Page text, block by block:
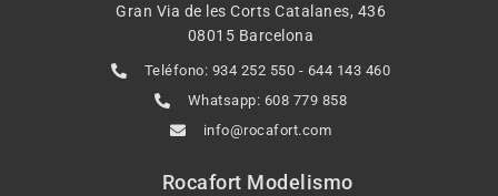
Gran Via de les Corts Catalanes, 436
08015 Barcelona
Teléfono: 934 252 550 - 644 143 460
Whatsapp: 608 779 858
info@rocafort.com
Rocafort Modelismo